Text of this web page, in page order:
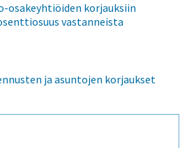
osakeyhtiöiden korjauksiin
vastanneista
ja asuntojen korjaukset